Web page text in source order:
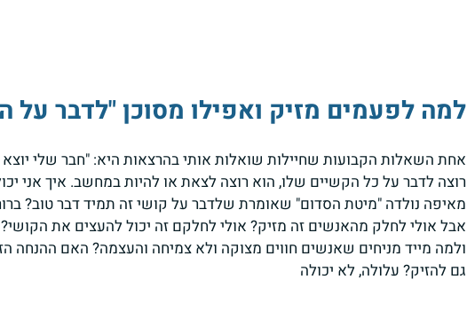
למה לפעמים מזיק ואפילו מסוכן "לדבר על
אחת השאלות הקבועות שחיילות שואלות אותי בהרצאות היא: "חבר שלי
רוצה לדבר על כל הקשיים שלו, הוא רוצה לצאת או להיות במחשב. איך אני
מאיפה נולדה "מיטת הסדום" שאומרת שלדבר על קושי זה תמיד דבר טוב?
אבל אולי לחלק מהאנשים זה מזיק? אולי לחלקם זה יכול להעצים את הקושי?
ולמה מייד מניחים שאנשים חווים מצוקה ולא צמיחה והעצמה? האם ההנחה
גם להזיק? עלולה, לא יכולה